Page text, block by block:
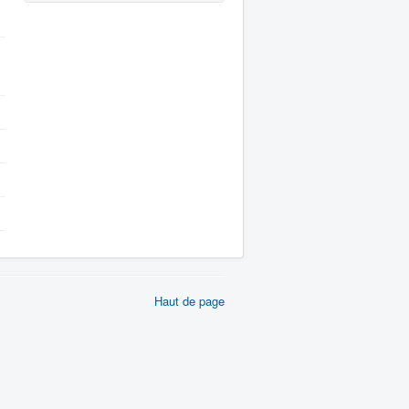
Haut de page